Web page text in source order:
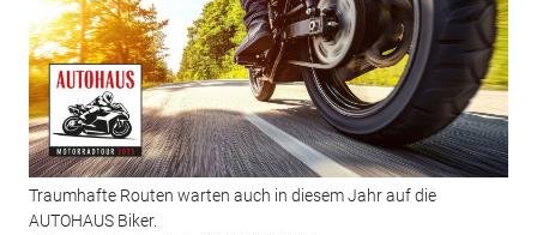
Traumhafte Routen warten auch in diesem Jahr auf die
AUTOHAUS Biker.